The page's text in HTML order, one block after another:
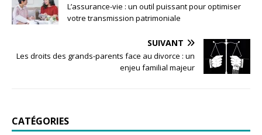
L’assurance-vie : un outil puissant pour optimiser
votre transmission patrimoniale
SUIVANT
Les droits des grands-parents face au divorce : un
enjeu familial majeur
CATÉGORIES